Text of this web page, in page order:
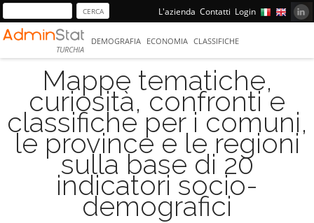
L'azienda Contatti Login
TURCHIA
DEMOGRAFIA ECONOMIA CLASSIFICHE
Mappe tematiche,
curiosità, confronti e
classifiche per i comuni,
le province e le regioni
sulla base di 20
indicatori socio-
demografici